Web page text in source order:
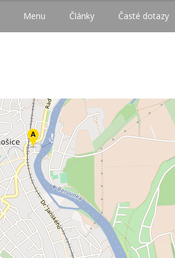
Menu Články Časté dotazy